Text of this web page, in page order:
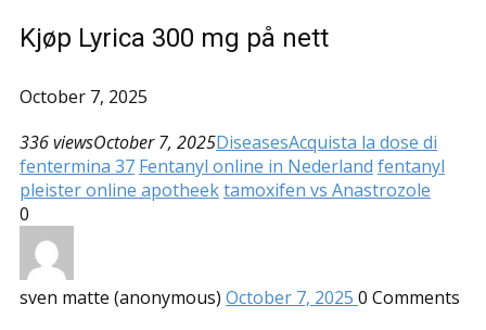
Kjøp Lyrica 300 mg på nett
October 7, 2025
336 viewsOctober 7, 2025DiseasesAcquista la dose di
fentermina 37 Fentanyl online in Nederland fentanyl
pleister online apotheektamoxifen vs Anastrozole
0
sven matte (anonymous) October 7, 2025 0 Comments